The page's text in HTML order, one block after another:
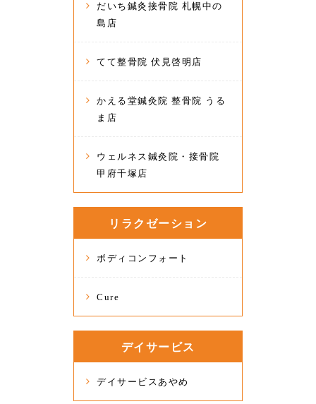
だいち鍼灸接骨院 札幌中の
島店
てて整骨院 伏見啓明店
かえる堂鍼灸院 整骨院 うる
ま店
ウェルネス鍼灸院・接骨院
甲府千塚店
リラクゼーション
ボディコンフォート
Cure
デイサービス
デイサービスあやめ